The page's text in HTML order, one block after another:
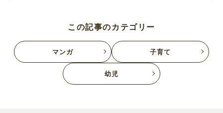
この記事のカテゴリー
マンガ 子育て
幼児